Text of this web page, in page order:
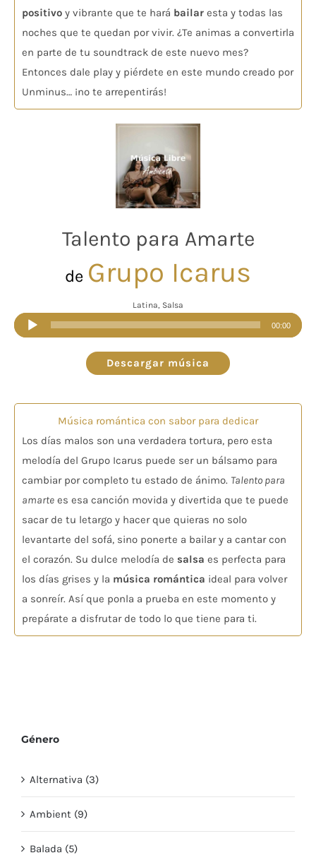
positivo y vibrante que te hará bailar esta y todas las
noches que te quedan por vivir. ¿Te animas a convertirla
en parte de tu soundtrack de este nuevo mes?
Entonces dale play y piérdete en este mundo creado por
Unminus… ¡no te arrepentirás!
Talento para Amarte
de Grupo Icarus
Latina, Salsa
Reproductor
de
audio
00:00
Descargar música
Música romántica con sabor para dedicar
Los días malos son una verdadera tortura, pero esta
melodía del Grupo Icarus puede ser un bálsamo para
cambiar por completo tu estado de ánimo. Talento para
amarte es esa canción movida y divertida que te puede
sacar de tu letargo y hacer que quieras no solo
levantarte del sofá, sino ponerte a bailar y a cantar con
el corazón. Su dulce melodía de salsa es perfecta para
los días grises y la música romántica ideal para volver
a sonreír. Así que ponla a prueba en este momento y
prepárate a disfrutar de todo lo que tiene para ti.
Género
Alternativa (3)
Ambient (9)
Balada (5)